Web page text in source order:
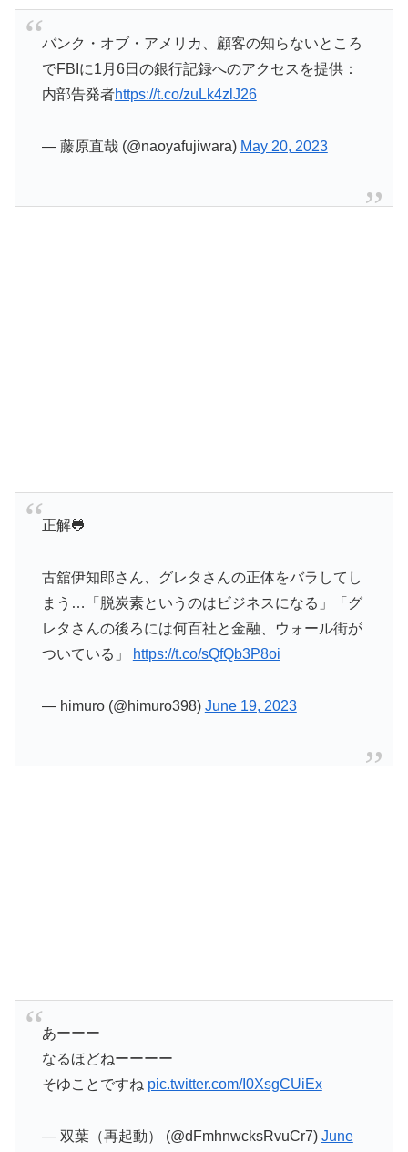
バンク・オブ・アメリカ、顧客の知らないところ
でFBIに1月6日の銀行記録へのアクセスを提供：
内部告発者https://t.co/zuLk4zlJ26
— 藤原直哉 (@naoyafujiwara) May 20, 2023
正解🐸
古舘伊知郎さん、グレタさんの正体をバラしてし
まう…「脱炭素というのはビジネスになる」「グ
レタさんの後ろには何百社と金融、ウォール街が
ついている」
https://t.co/sQfQb3P8oi
— himuro (@himuro398) June 19, 2023
あーーー
なるほどねーーーー
そゆことですね pic.twitter.com/I0XsgCUiEx
— 双葉（再起動） (@dFmhnwcksRvuCr7) June